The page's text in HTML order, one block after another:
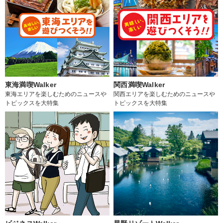
東海満喫Walker
東海エリアを楽しむためのニュースや
トピックスを大特集
関西満喫Walker
関西エリアを楽しむためのニュースや
トピックスを大特集